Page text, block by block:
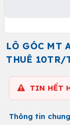
LÔ GÓC MT
THUÊ 10TR/
TIN HẾT
Thông tin chung